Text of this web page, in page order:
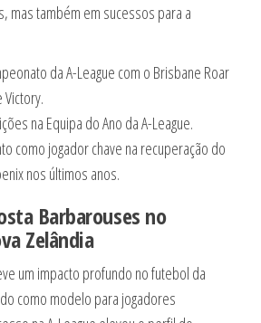
mas também em sucessos para a
da A-League com o Brisbane Roar
na Equipa do Ano da A-League.
como jogador chave na recuperação do
nos últimos anos.
Barbarouses no
Zelândia
um impacto profundo no futebol da
como modelo para jogadores